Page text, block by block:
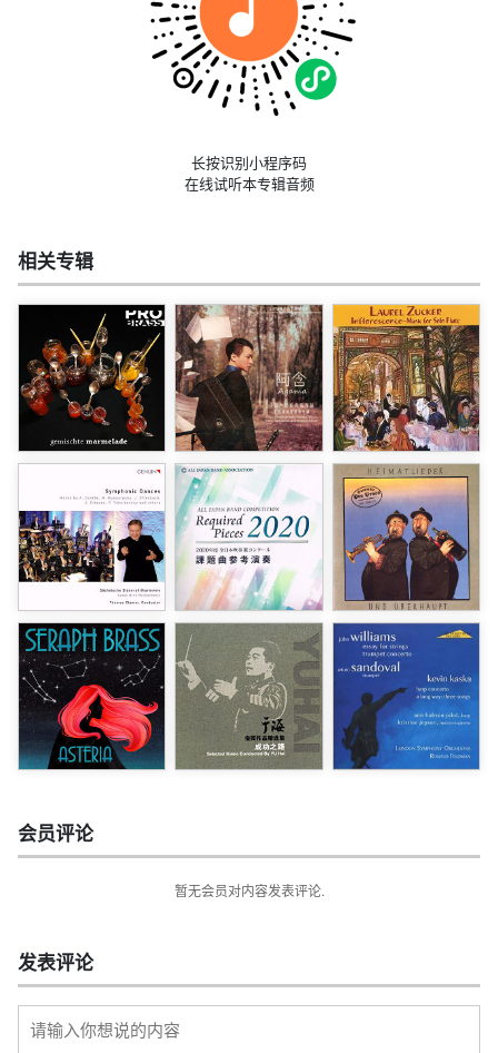
长按识别小程序码
在线试听本专辑音频
相关专辑
会员评论
暂无会员对内容发表评论.
发表评论